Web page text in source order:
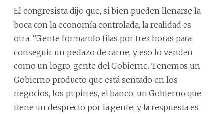
El congresista dijo que, si bien pueden llenarse la
boca con la economía controlada, la realidad es
otra. “Gente formando filas por tres horas para
conseguir un pedazo de carne, y eso lo venden
como un logro, gente del Gobierno. Tenemos un
Gobierno producto que está sentado en los
negocios, los pupitres, el banco; un Gobierno que
tiene un desprecio por la gente, y la respuesta es